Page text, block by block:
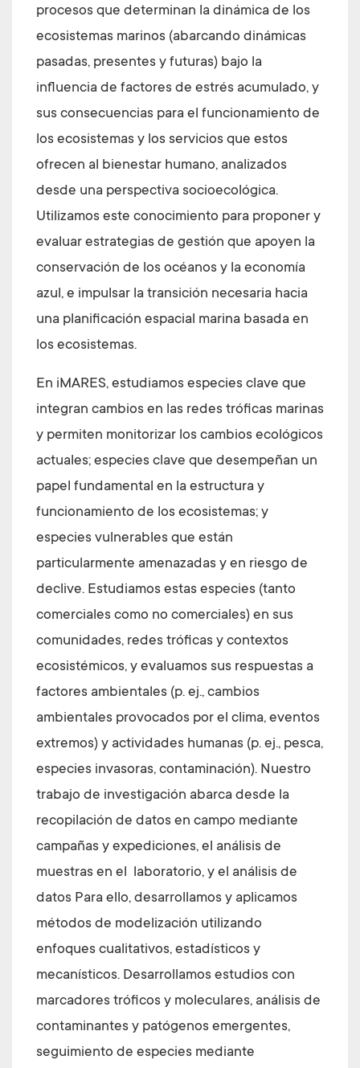
procesos que determinan la dinámica de los
ecosistemas marinos (abarcando dinámicas
pasadas, presentes y futuras) bajo la
influencia de factores de estrés acumulado, y
sus consecuencias para el funcionamiento de
los ecosistemas y los servicios que estos
ofrecen al bienestar humano, analizados
desde una perspectiva socioecológica.
Utilizamos este conocimiento para proponer y
evaluar estrategias de gestión que apoyen la
conservación de los océanos y la economía
azul, e impulsar la transición necesaria hacia
una planificación espacial marina basada en
los ecosistemas.
En iMARES, estudiamos especies clave que
integran cambios en las redes tróficas marinas
y permiten monitorizar los cambios ecológicos
actuales; especies clave que desempeñan un
papel fundamental en la estructura y
funcionamiento de los ecosistemas; y
especies vulnerables que están
particularmente amenazadas y en riesgo de
declive. Estudiamos estas especies (tanto
comerciales como no comerciales) en sus
comunidades, redes tróficas y contextos
ecosistémicos, y evaluamos sus respuestas a
factores ambientales (p. ej., cambios
ambientales provocados por el clima, eventos
extremos) y actividades humanas (p. ej., pesca,
especies invasoras, contaminación). Nuestro
trabajo de investigación abarca desde la
recopilación de datos en campo mediante
campañas y expediciones, el análisis de
muestras en el laboratorio, y el análisis de
datos Para ello, desarrollamos y aplicamos
métodos de modelización utilizando
enfoques cualitativos, estadísticos y
mecanísticos. Desarrollamos estudios con
marcadores tróficos y moleculares, análisis de
contaminantes y patógenos emergentes,
seguimiento de especies mediante